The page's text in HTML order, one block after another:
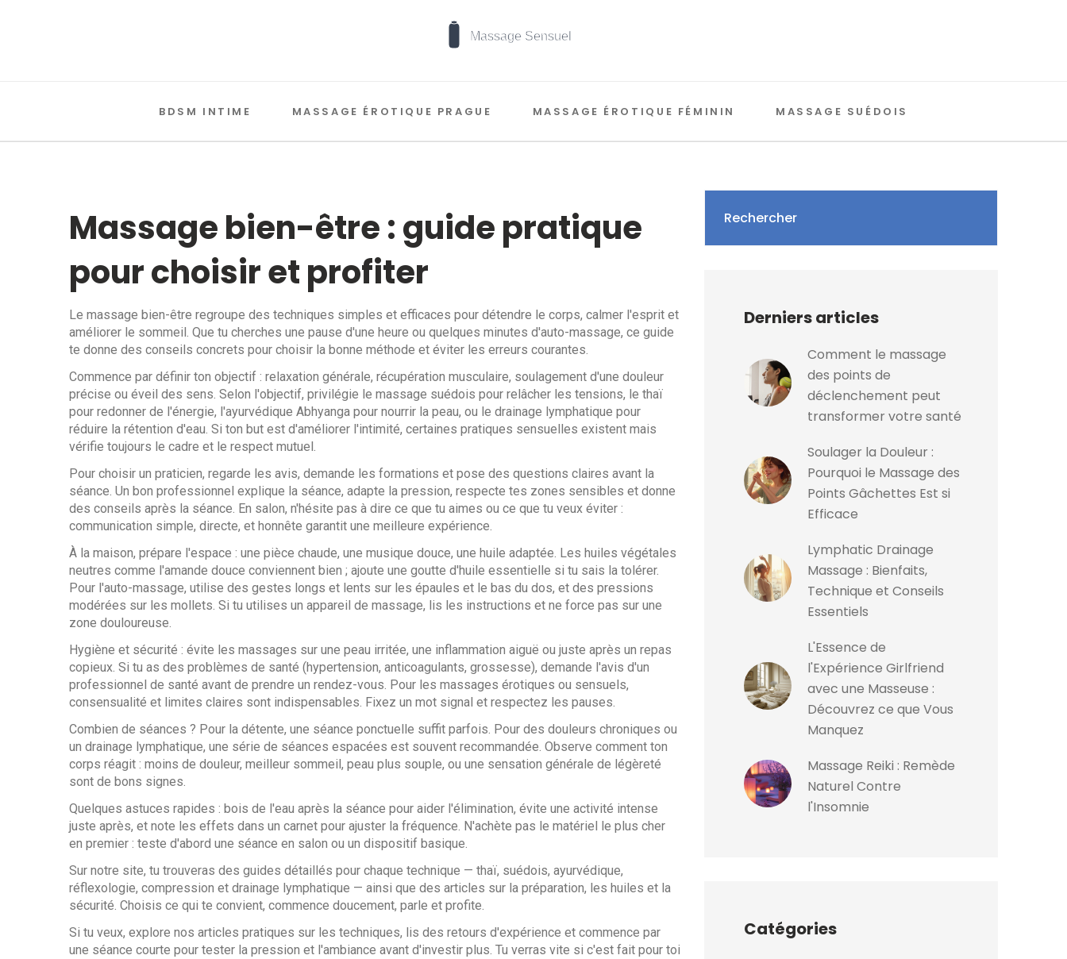
BDSM INTIME MASSAGE ÉROTIQUE PRAGUE MASSAGE ÉROTIQUE FÉMININ MASSAGE SUÉDOIS
Massage bien-être : guide pratique
pour choisir et profiter
Le massage bien-être regroupe des techniques simples et efficaces pour détendre le corps, calmer l'esprit et
améliorer le sommeil. Que tu cherches une pause d'une heure ou quelques minutes d'auto-massage, ce guide
te donne des conseils concrets pour choisir la bonne méthode et éviter les erreurs courantes.
Commence par définir ton objectif : relaxation générale, récupération musculaire, soulagement d'une douleur
précise ou éveil des sens. Selon l'objectif, privilégie le massage suédois pour relâcher les tensions, le thaï
pour redonner de l'énergie, l'ayurvédique Abhyanga pour nourrir la peau, ou le drainage lymphatique pour
réduire la rétention d'eau. Si ton but est d'améliorer l'intimité, certaines pratiques sensuelles existent mais
vérifie toujours le cadre et le respect mutuel.
Pour choisir un praticien, regarde les avis, demande les formations et pose des questions claires avant la
séance. Un bon professionnel explique la séance, adapte la pression, respecte tes zones sensibles et donne
des conseils après la séance. En salon, n'hésite pas à dire ce que tu aimes ou ce que tu veux éviter :
communication simple, directe, et honnête garantit une meilleure expérience.
À la maison, prépare l'espace : une pièce chaude, une musique douce, une huile adaptée. Les huiles végétales
neutres comme l'amande douce conviennent bien ; ajoute une goutte d'huile essentielle si tu sais la tolérer.
Pour l'auto-massage, utilise des gestes longs et lents sur les épaules et le bas du dos, et des pressions
modérées sur les mollets. Si tu utilises un appareil de massage, lis les instructions et ne force pas sur une
zone douloureuse.
Hygiène et sécurité : évite les massages sur une peau irritée, une inflammation aiguë ou juste après un repas
copieux. Si tu as des problèmes de santé (hypertension, anticoagulants, grossesse), demande l'avis d'un
professionnel de santé avant de prendre un rendez-vous. Pour les massages érotiques ou sensuels,
consensualité et limites claires sont indispensables. Fixez un mot signal et respectez les pauses.
Combien de séances ? Pour la détente, une séance ponctuelle suffit parfois. Pour des douleurs chroniques ou
un drainage lymphatique, une série de séances espacées est souvent recommandée. Observe comment ton
corps réagit : moins de douleur, meilleur sommeil, peau plus souple, ou une sensation générale de légèreté
sont de bons signes.
Quelques astuces rapides : bois de l'eau après la séance pour aider l'élimination, évite une activité intense
juste après, et note les effets dans un carnet pour ajuster la fréquence. N'achète pas le matériel le plus cher
en premier : teste d'abord une séance en salon ou un dispositif basique.
Sur notre site, tu trouveras des guides détaillés pour chaque technique — thaï, suédois, ayurvédique,
réflexologie, compression et drainage lymphatique — ainsi que des articles sur la préparation, les huiles et la
sécurité. Choisis ce qui te convient, commence doucement, parle et profite.
Si tu veux, explore nos articles pratiques sur les techniques, lis des retours d'expérience et commence par
une séance courte pour tester la pression et l'ambiance avant d'investir plus. Tu verras vite si c'est fait pour toi
Rechercher
Derniers articles
Comment le massage
des points de
déclenchement peut
transformer votre santé
Soulager la Douleur :
Pourquoi le Massage des
Points Gâchettes Est si
Efficace
Lymphatic Drainage
Massage : Bienfaits,
Technique et Conseils
Essentiels
L'Essence de
l'Expérience Girlfriend
avec une Masseuse :
Découvrez ce que Vous
Manquez
Massage Reiki : Remède
Naturel Contre
l'Insomnie
Catégories